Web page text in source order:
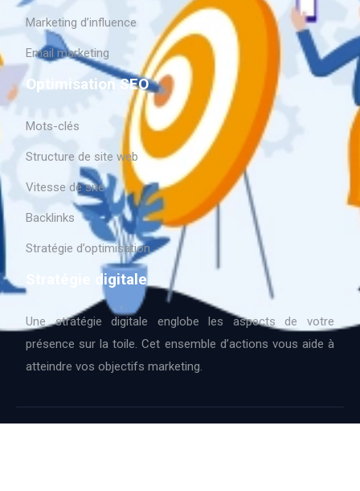
Marketing d’influence
Email marketing
Optimisation SEO
Mots-clés
Structure de site web
Vitesse de site
Backlinks
Stratégie d’optimisation
Stratégie digitale
Une stratégie digitale englobe les aspects de votre
présence sur la toile. Cet ensemble d’actions vous aide à
atteindre vos objectifs marketing.